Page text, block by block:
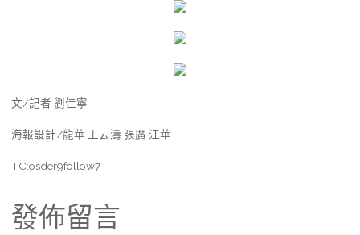
文/記者 劉佳寧
海報設計/龍華 王云濤 張廣 江華
TC:osder9follow7
發佈留言